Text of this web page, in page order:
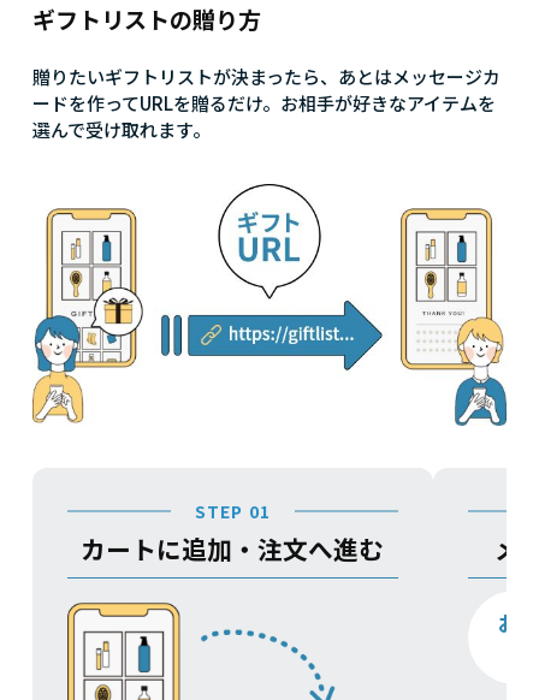
ギフトリストの贈り方
贈りたいギフトリストが決まったら、あとはメッセージカ
ードを作ってURLを贈るだけ。お相手が好きなアイテムを
選んで受け取れます。
STEP 01
カートに追加・注文へ進む メ
お